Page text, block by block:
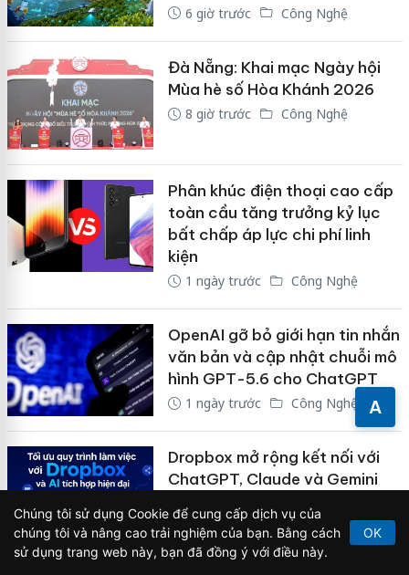
A
6 giờ trước Công Nghệ
Đà Nẵng: Khai mạc Ngày hội
Mùa hè số Hòa Khánh 2026
8 giờ trước Công Nghệ
Phân khúc điện thoại cao cấp
toàn cầu tăng trưởng kỷ lục
bất chấp áp lực chi phí linh
kiện
1 ngày trước Công Nghệ
OpenAI gỡ bỏ giới hạn tin nhắn
văn bản và cập nhật chuỗi mô
hình GPT-5.6 cho ChatGPT
1 ngày trước Công Nghệ
Dropbox mở rộng kết nối với
ChatGPT, Claude và Gemini
bằng AI
1 ngày trước Công Nghệ
Chúng tôi sử dụng Cookie để cung cấp dịch vụ của
chúng tôi và nâng cao trải nghiệm của bạn. Bằng cách
sử dụng trang web này, bạn đã đồng ý với điều này.
OK